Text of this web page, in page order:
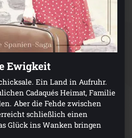
Ewigkeit
Ein Land in Aufruhr.
Cadaqués Heimat, Familie
Aber die Fehde zwischen
schließlich einen
Glück ins Wanken bringen